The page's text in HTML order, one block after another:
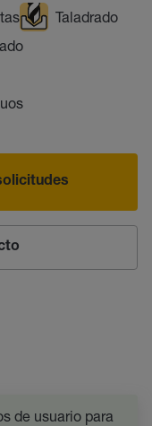
Taladrado
de usuario para